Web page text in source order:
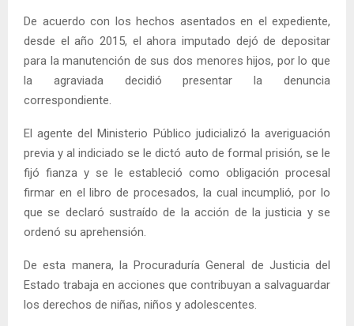
De acuerdo con los hechos asentados en el expediente,
desde el año 2015, el ahora imputado dejó de depositar
para la manutención de sus dos menores hijos, por lo que
la agraviada decidió presentar la denuncia
correspondiente.
El agente del Ministerio Público judicializó la averiguación
previa y al indiciado se le dictó auto de formal prisión, se le
fijó fianza y se le estableció como obligación procesal
firmar en el libro de procesados, la cual incumplió, por lo
que se declaró sustraído de la acción de la justicia y se
ordenó su aprehensión.
De esta manera, la Procuraduría General de Justicia del
Estado trabaja en acciones que contribuyan a salvaguardar
los derechos de niñas, niños y adolescentes.